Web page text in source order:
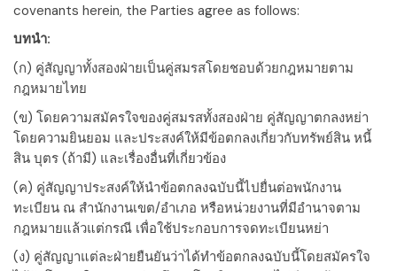
covenants herein, the Parties agree as follows:
บทนำ:
(ก) คู่สัญญาทั้งสองฝ่ายเป็นคู่สมรสโดยชอบด้วยกฎหมายตาม
กฎหมายไทย
(ข) โดยความสมัครใจของคู่สมรสทั้งสองฝ่าย คู่สัญญาตกลงหย่า
โดยความยินยอม และประสงค์ให้มีข้อตกลงเกี่ยวกับทรัพย์สิน หนี้
สิน บุตร (ถ้ามี) และเรื่องอื่นที่เกี่ยวข้อง
(ค) คู่สัญญาประสงค์ให้นำข้อตกลงฉบับนี้ไปยื่นต่อพนักงาน
ทะเบียน ณ สำนักงานเขต/อำเภอ หรือหน่วยงานที่มีอำนาจตาม
กฎหมายแล้วแต่กรณี เพื่อใช้ประกอบการจดทะเบียนหย่า
(ง) คู่สัญญาแต่ละฝ่ายยืนยันว่าได้ทำข้อตกลงฉบับนี้โดยสมัครใจ